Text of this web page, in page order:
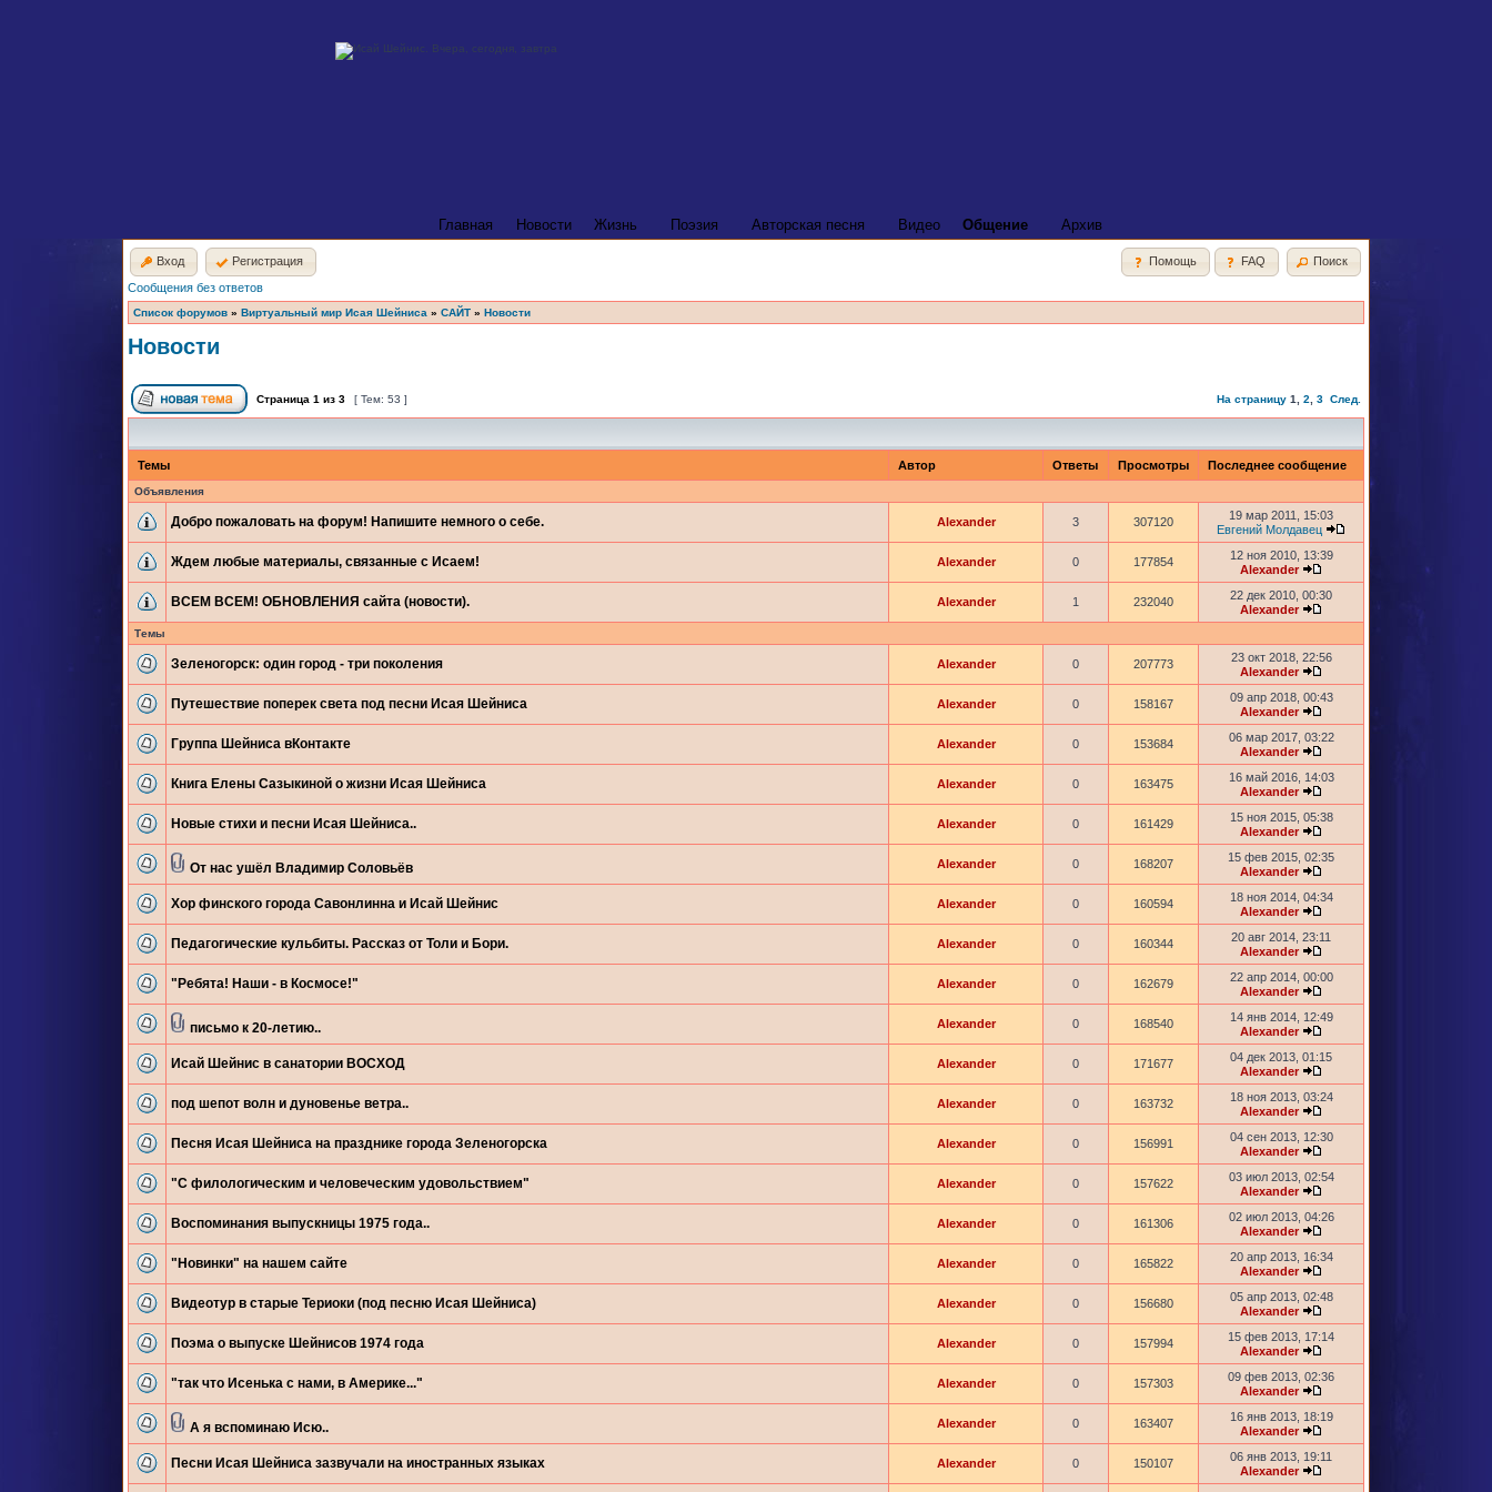
Главная Новости Жизнь Поэзия Авторская песня Видео Общение Архив
Вход Регистрация Помощь FAQ
Поиск
Сообщения без ответов
Список форумов » Виртуальный мир Исая Шейниса » САЙТ » Новости
Новости
Страница 1 из 3 [ Тем: 53 ] На страницу 1 2 3 След.
Темы Автор Ответы Просмотры Последнее сообщение
Объявления
Добро пожаловать на форум! Напишите немного о себе. Alexander 3 307120
19 мар 2011, 15:03
Евгений Молдавец
Ждем любые материалы, связанные с Исаем! Alexander 0 177854
12 ноя 2010, 13:39
Alexander
ВСЕМ ВСЕМ! ОБНОВЛЕНИЯ сайта (новости). Alexander 1 232040
22 дек 2010, 00:30
Alexander
Темы
Зеленогорск: один город - три поколения Alexander 0 207773
23 окт 2018, 22:56
Alexander
Путешествие поперек света под песни Исая Шейниса Alexander 0 158167
09 апр 2018, 00:43
Alexander
Группа Шейниса вКонтакте Alexander 0 153684
06 мар 2017, 03:22
Alexander
Книга Елены Сазыкиной о жизни Исая Шейниса Alexander 0 163475
16 май 2016, 14:03
Alexander
Новые стихи и песни Исая Шейниса.. Alexander 0 161429
15 ноя 2015, 05:38
Alexander
От нас ушёл Владимир Соловьёв Alexander 0 168207
15 фев 2015, 02:35
Alexander
Хор финского города Савонлинна и Исай Шейнис Alexander 0 160594
18 ноя 2014, 04:34
Alexander
Педагогические кульбиты. Рассказ от Толи и Бори. Alexander 0 160344
20 авг 2014, 23:11
Alexander
"Ребята! Наши - в Космосе!" Alexander 0 162679
22 апр 2014, 00:00
Alexander
письмо к 20-летию.. Alexander 0 168540
14 янв 2014, 12:49
Alexander
Исай Шейнис в санатории ВОСХОД Alexander 0 171677
04 дек 2013, 01:15
Alexander
под шепот волн и дуновенье ветра.. Alexander 0 163732
18 ноя 2013, 03:24
Alexander
Песня Исая Шейниса на празднике города Зеленогорска Alexander 0 156991
04 сен 2013, 12:30
Alexander
"С филологическим и человеческим удовольствием" Alexander 0 157622
03 июл 2013, 02:54
Alexander
Воспоминания выпускницы 1975 года.. Alexander 0 161306
02 июл 2013, 04:26
Alexander
"Новинки" на нашем сайте Alexander 0 165822
20 апр 2013, 16:34
Alexander
Видеотур в старые Териоки (под песню Исая Шейниса) Alexander 0 156680
05 апр 2013, 02:48
Alexander
Поэма о выпуске Шейнисов 1974 года Alexander 0 157994
15 фев 2013, 17:14
Alexander
"так что Исенька с нами, в Америке..." Alexander 0 157303
09 фев 2013, 02:36
Alexander
А я вспоминаю Исю.. Alexander 0 163407
16 янв 2013, 18:19
Alexander
Песни Исая Шейниса зазвучали на иностранных языках Alexander 0 150107
06 янв 2013, 19:11
Alexander